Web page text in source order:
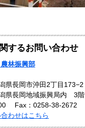
するお問い合わせ
林振興部
県長岡市沖田2丁目173−2
県長岡地域振興局内 3階
Fax：0258-38-2672
わせはこちら